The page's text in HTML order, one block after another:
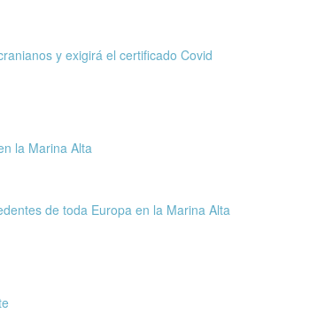
y exigirá el certificado Covid
la Marina Alta
de toda Europa en la Marina Alta